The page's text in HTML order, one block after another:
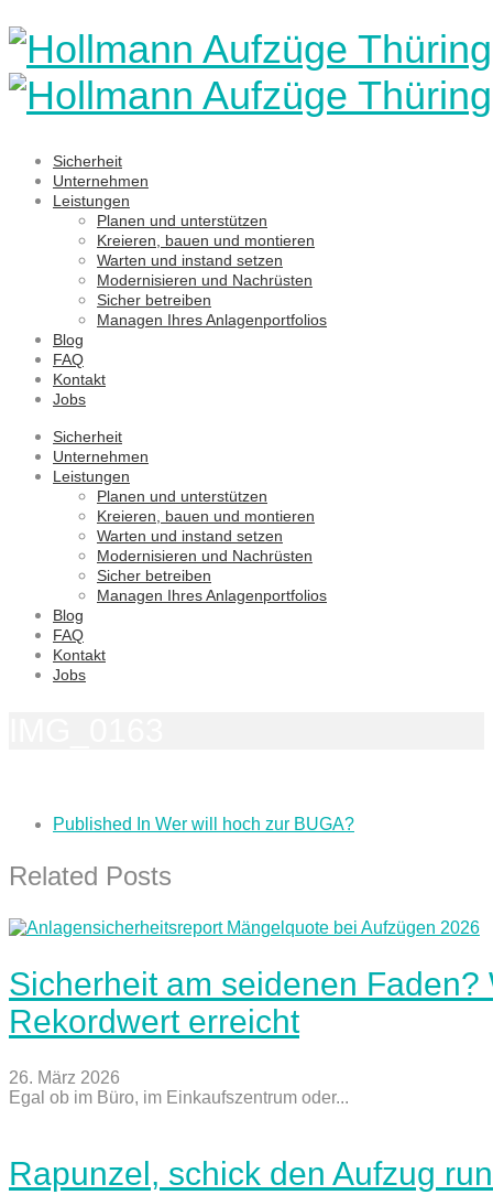
Sicherheit
Unternehmen
Leistungen
Planen und unterstützen
Kreieren, bauen und montieren
Warten und instand setzen
Modernisieren und Nachrüsten
Sicher betreiben
Managen Ihres Anlagenportfolios
Blog
FAQ
Kontakt
Jobs
Sicherheit
Unternehmen
Leistungen
Planen und unterstützen
Kreieren, bauen und montieren
Warten und instand setzen
Modernisieren und Nachrüsten
Sicher betreiben
Managen Ihres Anlagenportfolios
Blog
FAQ
Kontakt
Jobs
Published In Wer will hoch zur BUGA?
Related Posts
Sicherheit am seidenen
Rekordwert erreicht
26. März 2026
Egal ob im Büro, im Einkaufszentrum oder...
Rapunzel, schick den Aufzug